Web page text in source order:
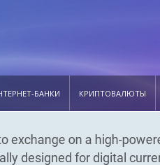
БАНКИ КРИПТОВАЛЮТЫ